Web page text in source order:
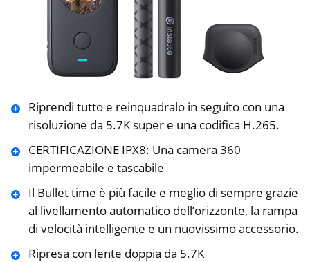
Riprendi tutto e reinquadralo in seguito con una
risoluzione da 5.7K super e una codifica H.265.
CERTIFICAZIONE IPX8: Una camera 360
impermeabile e tascabile
Il Bullet time è più facile e meglio di sempre grazie
al livellamento automatico dell’orizzonte, la rampa
di velocità intelligente e un nuovissimo accessorio.
Ripresa con lente doppia da 5.7K